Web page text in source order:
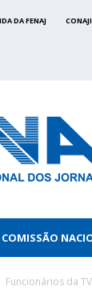
DA FENAJ
COMISSÃO
Funcionários da